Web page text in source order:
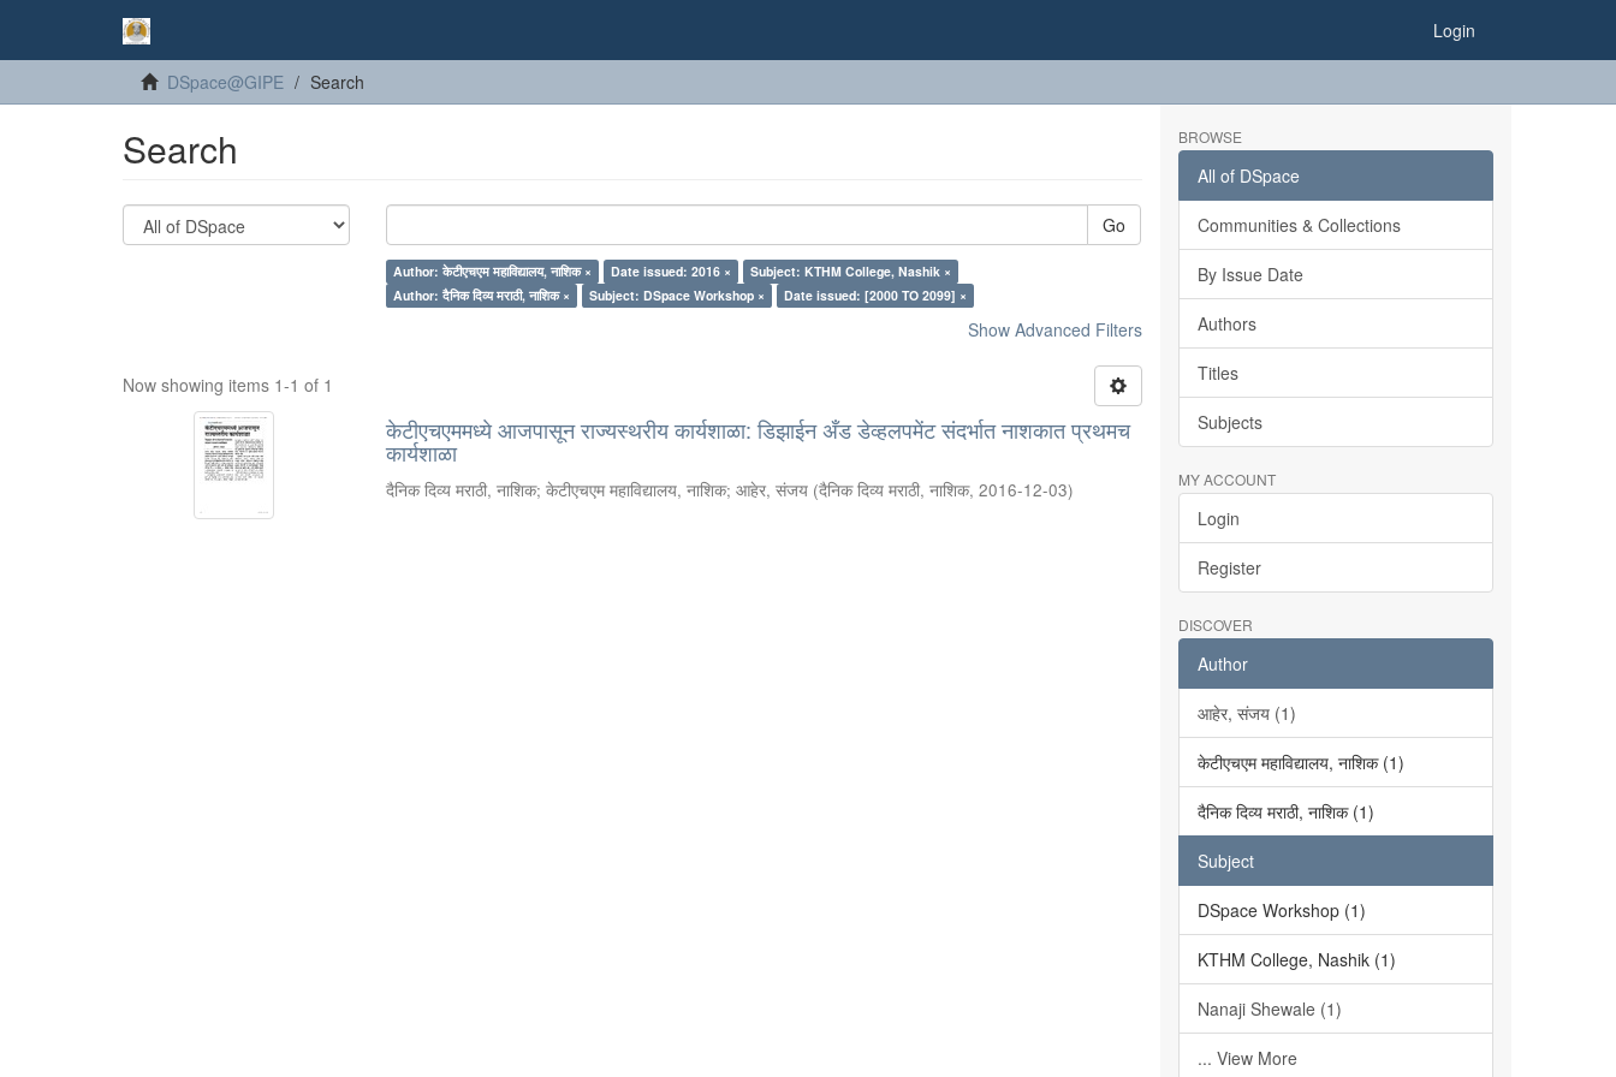
Login
DSpace@GIPE Search
Search
Go
Author: केटीएचएम महाविद्यालय, नाशिक × Date issued: 2016 ×
Subject: KTHM College, Nashik ×
Author: दैनिक दिव्य मराठी, नाशिक ×
Subject: DSpace Workshop × Date issued: [2000 TO 2099] ×
Show Advanced Filters
Now showing items 1-1 of 1
केटीएचएममध्ये आजपासून राज्यस्थरीय कार्यशाळा: डिझाईन अँड डेव्हलपमेंट संदर्भात नाशकात प्रथमच
कार्यशाळा
दैनिक दिव्य मराठी, नाशिक;केटीएचएम महाविद्यालय, नाशिक;आहेर, संजय (दैनिक दिव्य मराठी, नाशिक,2016-12-03)
BROWSE
All of DSpace
Communities & Collections
By Issue Date
Authors
Titles
Subjects
MY ACCOUNT
Login
Register
DISCOVER
Author
आहेर, संजय (1)
केटीएचएम महाविद्यालय, नाशिक (1)
दैनिक दिव्य मराठी, नाशिक (1)
Subject
DSpace Workshop (1)
KTHM College, Nashik (1)
Nanaji Shewale (1)
... View More